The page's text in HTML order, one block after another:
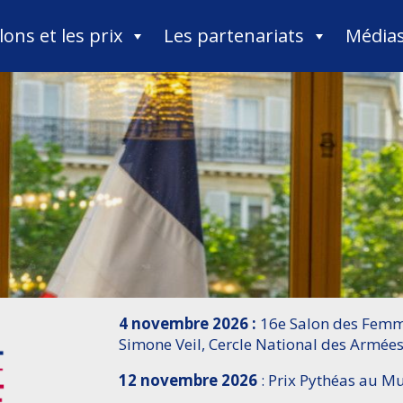
et les prix Les partenariats
4 novembre 2026 : 16e Salon des
Simone Veil, Cercle National des
12 novembre 2026: Prix Pythéas au